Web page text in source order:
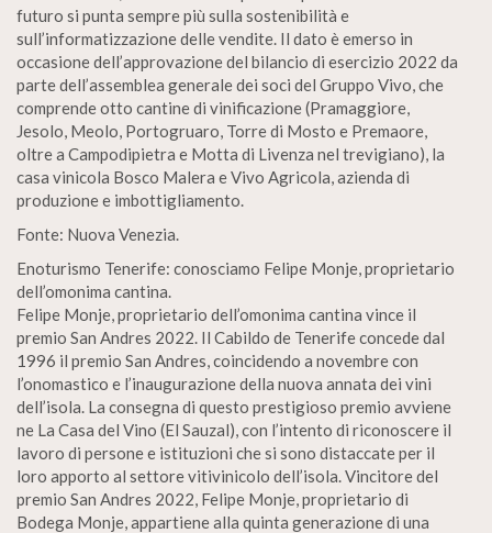
futuro si punta sempre più sulla sostenibilità e
sull’informatizzazione delle vendite. Il dato è emerso in
occasione dell’approvazione del bilancio di esercizio 2022 da
parte dell’assemblea generale dei soci del Gruppo Vivo, che
comprende otto cantine di vinificazione (Pramaggiore,
Jesolo, Meolo, Portogruaro, Torre di Mosto e Premaore,
oltre a Campodipietra e Motta di Livenza nel trevigiano), la
casa vinicola Bosco Malera e Vivo Agricola, azienda di
produzione e imbottigliamento.
Fonte: Nuova Venezia.
Enoturismo Tenerife: conosciamo Felipe Monje, proprietario
dell’omonima cantina.
Felipe Monje, proprietario dell’omonima cantina vince il
premio San Andres 2022. Il Cabildo de Tenerife concede dal
1996 il premio San Andres, coincidendo a novembre con
l’onomastico e l’inaugurazione della nuova annata dei vini
dell’isola. La consegna di questo prestigioso premio avviene
ne La Casa del Vino (El Sauzal), con l’intento di riconoscere il
lavoro di persone e istituzioni che si sono distaccate per il
loro apporto al settore vitivinicolo dell’isola. Vincitore del
premio San Andres 2022, Felipe Monje, proprietario di
Bodega Monje, appartiene alla quinta generazione di una